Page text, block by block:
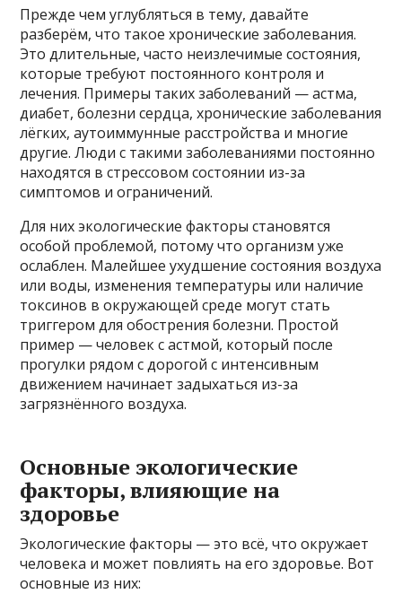
Прежде чем углубляться в тему, давайте
разберём, что такое хронические заболевания.
Это длительные, часто неизлечимые состояния,
которые требуют постоянного контроля и
лечения. Примеры таких заболеваний — астма,
диабет, болезни сердца, хронические заболевания
лёгких, аутоиммунные расстройства и многие
другие. Люди с такими заболеваниями постоянно
находятся в стрессовом состоянии из-за
симптомов и ограничений.
Для них экологические факторы становятся
особой проблемой, потому что организм уже
ослаблен. Малейшее ухудшение состояния воздуха
или воды, изменения температуры или наличие
токсинов в окружающей среде могут стать
триггером для обострения болезни. Простой
пример — человек с астмой, который после
прогулки рядом с дорогой с интенсивным
движением начинает задыхаться из-за
загрязнённого воздуха.
Основные экологические
факторы, влияющие на
здоровье
Экологические факторы — это всё, что окружает
человека и может повлиять на его здоровье. Вот
основные из них: